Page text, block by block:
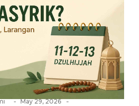
- May 29, 2026 -